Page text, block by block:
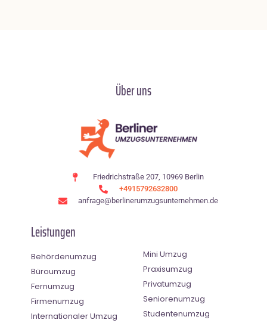
Über uns
Friedrichstraße 207, 10969 Berlin
+4915792632800
anfrage@berlinerumzugsunternehmen.de
Leistungen
Behördenumzug
Büroumzug
Fernumzug
Firmenumzug
Internationaler Umzug
Mini Umzug
Praxisumzug
Privatumzug
Seniorenumzug
Studentenumzug